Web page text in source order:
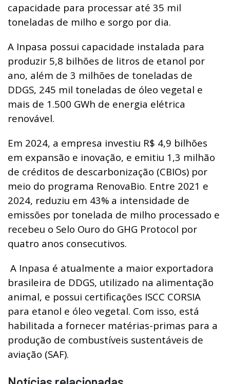
capacidade para processar até 35 mil
toneladas de milho e sorgo por dia.
A Inpasa possui capacidade instalada para
produzir 5,8 bilhões de litros de etanol por
ano, além de 3 milhões de toneladas de
DDGS, 245 mil toneladas de óleo vegetal e
mais de 1.500 GWh de energia elétrica
renovável.
Em 2024, a empresa investiu R$ 4,9 bilhões
em expansão e inovação, e emitiu 1,3 milhão
de créditos de descarbonização (CBIOs) por
meio do programa RenovaBio. Entre 2021 e
2024, reduziu em 43% a intensidade de
emissões por tonelada de milho processado e
recebeu o Selo Ouro do GHG Protocol por
quatro anos consecutivos.
A Inpasa é atualmente a maior exportadora
brasileira de DDGS, utilizado na alimentação
animal, e possui certificações ISCC CORSIA
para etanol e óleo vegetal. Com isso, está
habilitada a fornecer matérias-primas para a
produção de combustíveis sustentáveis de
aviação (SAF).